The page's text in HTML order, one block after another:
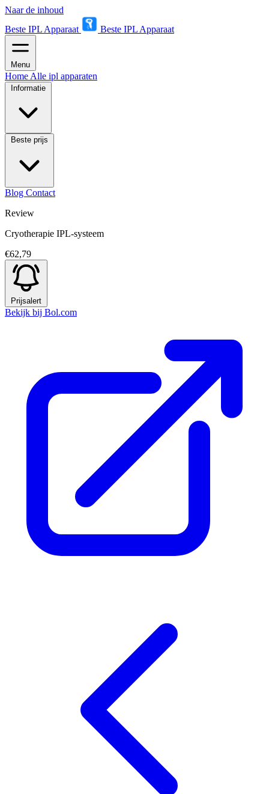
Naar de inhoud
Beste IPL Apparaat
Beste IPL Apparaat
Menu
Home Alle ipl apparaten
Informatie
Beste prijs
Blog Contact
Review
Cryotherapie IPL-systeem
€62,79
Prijsalert
Bekijk bij Bol.com